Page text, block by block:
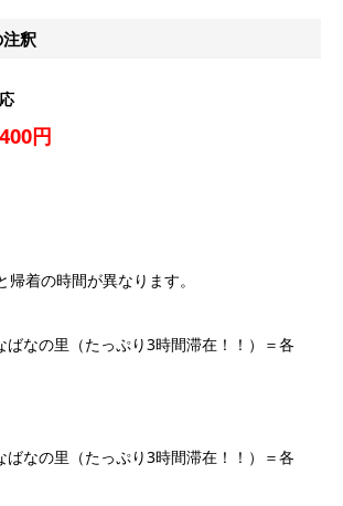
釈
円
着の時間が異なります。
ばなの里（たっぷり3時間滞在！！）＝各
ばなの里（たっぷり3時間滞在！！）＝各